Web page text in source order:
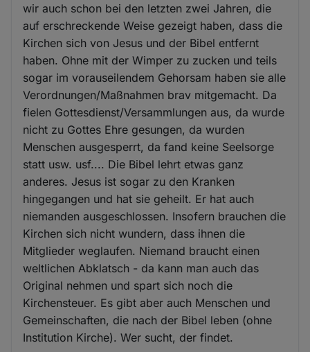
wir auch schon bei den letzten zwei Jahren, die
auf erschreckende Weise gezeigt haben, dass die
Kirchen sich von Jesus und der Bibel entfernt
haben. Ohne mit der Wimper zu zucken und teils
sogar im vorauseilendem Gehorsam haben sie alle
Verordnungen/Maßnahmen brav mitgemacht. Da
fielen Gottesdienst/Versammlungen aus, da wurde
nicht zu Gottes Ehre gesungen, da wurden
Menschen ausgesperrt, da fand keine Seelsorge
statt usw. usf.... Die Bibel lehrt etwas ganz
anderes. Jesus ist sogar zu den Kranken
hingegangen und hat sie geheilt. Er hat auch
niemanden ausgeschlossen. Insofern brauchen die
Kirchen sich nicht wundern, dass ihnen die
Mitglieder weglaufen. Niemand braucht einen
weltlichen Abklatsch - da kann man auch das
Original nehmen und spart sich noch die
Kirchensteuer. Es gibt aber auch Menschen und
Gemeinschaften, die nach der Bibel leben (ohne
Institution Kirche). Wer sucht, der findet.